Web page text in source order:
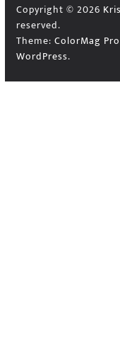
Copyright © 2026
reserved.
Theme: ColorMag Pro
WordPress.